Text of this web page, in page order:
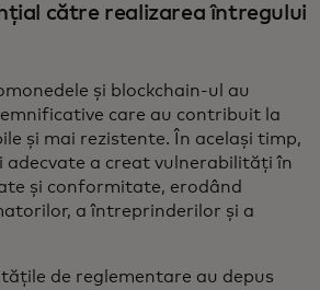
către realizarea întregului
și blockchain-ul au
care au contribuit la
și mai rezistente. În același timp,
adecvate a creat vulnerabilități în
și conformitate, erodând
a întreprinderilor și a
de reglementare au depus